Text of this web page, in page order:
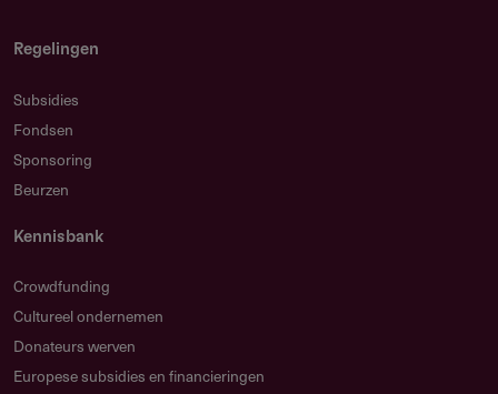
Regelingen
Subsidies
Fondsen
Sponsoring
Beurzen
Kennisbank
Crowdfunding
Cultureel ondernemen
Donateurs werven
Europese subsidies en financieringen